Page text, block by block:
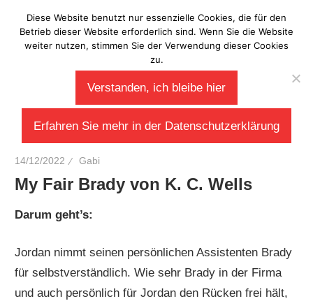
Inhalt
springen
Laberladen
14/12/2022 Gabi
My Fair Brady von K. C. Wells
Darum geht’s:
Jordan nimmt seinen persönlichen Assistenten Brady
für selbstverständlich. Wie sehr Brady in der Firma
und auch persönlich für Jordan den Rücken frei hält,
Diese Website benutzt nur essenzielle Cookies, die für den
Betrieb dieser Website erforderlich sind. Wenn Sie die Website
weiter nutzen, stimmen Sie der Verwendung dieser Cookies
zu.
Verstanden, ich bleibe hier
Erfahren Sie mehr in der Datenschutzerklärung